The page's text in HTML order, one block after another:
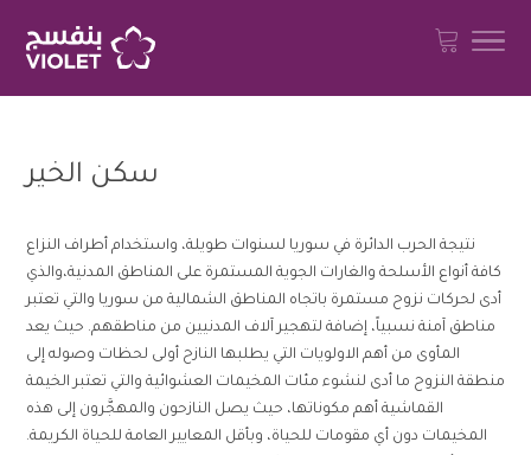
سكن الخير
نتيجة الحرب الدائرة في سوريا لسنوات طويلة، واستخدام أطراف النزاع
كافة أنواع الأسلحة والغارات الجوية المستمرة على المناطق المدنية،والذي
أدى لحركات نزوح مستمرة باتجاه المناطق الشمالية من سوريا والتي تعتبر
مناطق آمنة نسبياً، إضافة لتهجير آلاف المدنيين من مناطقهم. حيث يعد
المأوى من أهم الاولويات التي يطلبها النازح أولى لحظات وصوله إلى
منطقة النزوح ما أدى لنشوء مئات المخيمات العشوائية والتي تعتبر الخيمة
القماشية أهم مكوناتها، حيث يصل النازحون والمهجَّرون إلى هذه
المخيمات دون أي مقومات للحياة، وبأقل المعايير العامة للحياة الكريمة.